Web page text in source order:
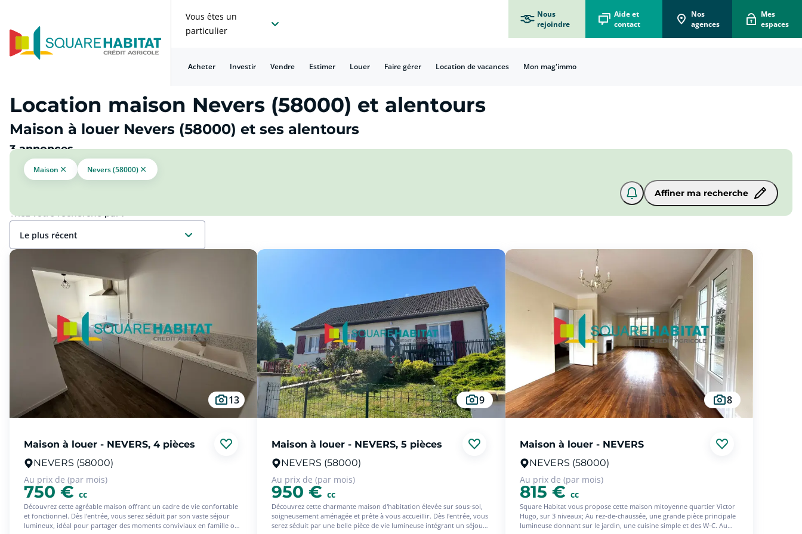
Vous êtes un
particulier
Nous
rejoindre
Aide et
contact
Nos
agences
Mes
espaces
Acheter Investir Vendre Estimer Louer Faire gérer Location de vacances Mon mag'immo
Location maison Nevers (58000) et alentours
Maison à louer Nevers (58000) et ses alentours
3 annonces
Maison Nevers (58000)
Affiner ma recherche
Triez votre recherche par :
le plus récent
13
Maison à louer - NEVERS, 4 pièces
NEVERS (58000)
Au prix de (par mois)
750 € cc
Découvrez cette agréable maison offrant un cadre de vie confortable
et fonctionnel. Dès l'entrée, vous serez séduit par son vaste séjour
lumineux, idéal pour partager des moments conviviaux en famille ou
9
Maison à louer - NEVERS, 5 pièces
NEVERS (58000)
Au prix de (par mois)
950 €cc
Découvrez cette charmante maison d'habitation élevée sur sous-sol,
soigneusement aménagée et prête à vous accueillir. Dès l'entrée, vous
serez séduit par une belle pièce de vie lumineuse intégrant un séjour
8
Maison à louer - NEVERS
NEVERS (58000)
Au prix de (par mois)
815 € cc
Square Habitat vous propose cette maison mitoyenne quartier Victor
Hugo, sur 3 niveaux; Au rez-de-chaussée, une grande pièce principale
lumineuse donnant sur le jardin, une cuisine simple et des W-C. Au